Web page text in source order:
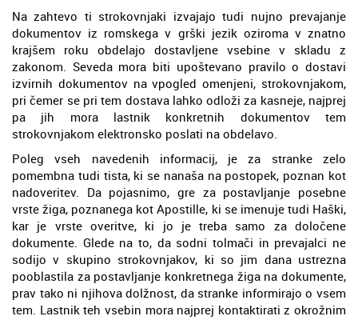
Na zahtevo ti strokovnjaki izvajajo tudi nujno prevajanje
dokumentov iz romskega v grški jezik oziroma v znatno
krajšem roku obdelajo dostavljene vsebine v skladu z
zakonom. Seveda mora biti upoštevano pravilo o dostavi
izvirnih dokumentov na vpogled omenjeni, strokovnjakom,
pri čemer se pri tem dostava lahko odloži za kasneje, najprej
pa jih mora lastnik konkretnih dokumentov tem
strokovnjakom elektronsko poslati na obdelavo.
Poleg vseh navedenih informacij, je za stranke zelo
pomembna tudi tista, ki se nanaša na postopek, poznan kot
nadoveritev. Da pojasnimo, gre za postavljanje posebne
vrste žiga, poznanega kot Apostille, ki se imenuje tudi Haški,
kar je vrste overitve, ki jo je treba samo za določene
dokumente. Glede na to, da sodni tolmači in prevajalci ne
sodijo v skupino strokovnjakov, ki so jim dana ustrezna
pooblastila za postavljanje konkretnega žiga na dokumente,
prav tako ni njihova dolžnost, da stranke informirajo o vsem
tem. Lastnik teh vsebin mora najprej kontaktirati z okrožnim